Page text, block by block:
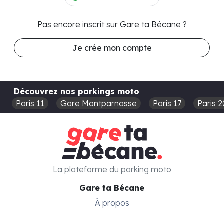
Pas encore inscrit sur Gare ta Bécane ?
Je crée mon compte
Découvrez nos parkings moto
Paris 11
Gare Montparnasse Paris 17 Paris
Gare ta Bécane
À propos
La plateforme du parking moto